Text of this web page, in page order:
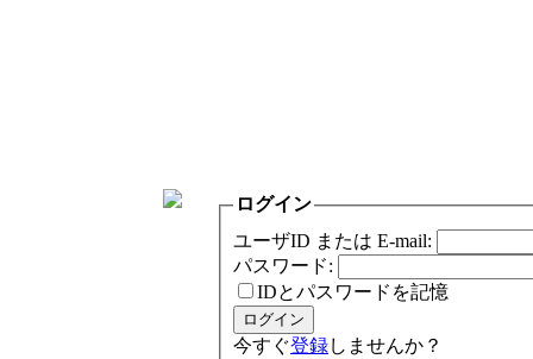
ログイン
ユーザID または E-mail:
パスワード:
IDとパスワードを記憶
今すぐ登録しませんか？